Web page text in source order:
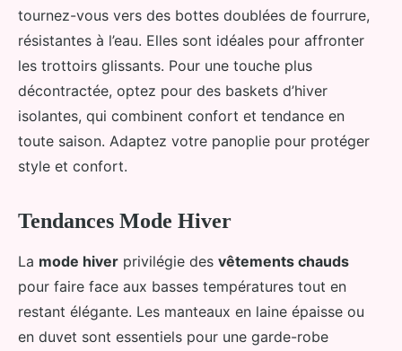
tournez-vous vers des bottes doublées de fourrure,
résistantes à l’eau. Elles sont idéales pour affronter
les trottoirs glissants. Pour une touche plus
décontractée, optez pour des baskets d’hiver
isolantes, qui combinent confort et tendance en
toute saison. Adaptez votre panoplie pour protéger
style et confort.
Tendances Mode Hiver
La mode hiver privilégie des vêtements chauds
pour faire face aux basses températures tout en
restant élégante. Les manteaux en laine épaisse ou
en duvet sont essentiels pour une garde-robe